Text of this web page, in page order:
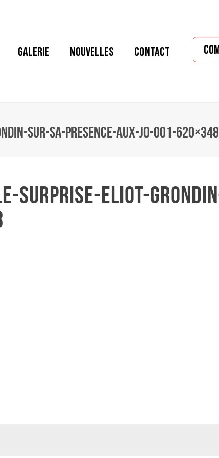
GALERIE NOUVELLES CONTACT
SUR-SA-PRESENCE-AUX-JO-001-620×348
SURPRISE-ELIOT-